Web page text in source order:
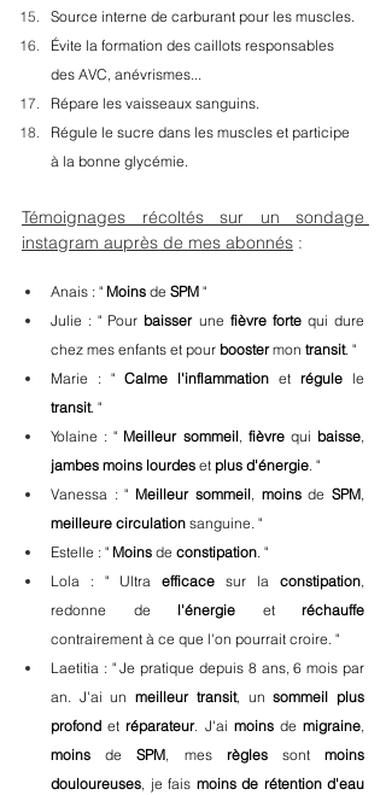
Source interne de carburant pour les muscles.
Évite la formation des caillots responsables
des AVC, anévrismes...
Répare les vaisseaux sanguins.
Régule le sucre dans les muscles et participe
à la bonne glycémie.
Témoignages récoltés sur un sondage
instagram auprès de mes abonnés :
Anais : " Moins de SPM "
Julie : " Pour baisser une fièvre forte qui dure
chez mes enfants et pour booster mon transit. "
Marie : " Calme l'inflammation et régule
transit. "
Yolaine : " Meilleur sommeil, fièvre qui baisse
jambes moins lourdes et plus d'énergie. "
Vanessa : " Meilleur sommeil, moins de SPM
meilleure circulation sanguine. "
Estelle : " Moins de constipation. "
Lola : " Ultra efficace sur la constipation,
redonne de l'énergie et réchauffe
contrairement à ce que l'on pourrait croire. "
Laetitia : " Je pratique depuis 8 ans, 6 mois par
an. J'ai un meilleur transit, un sommeil plus
profond et réparateur. J'ai moins de migraine
moins de SPM, mes règles sont moins
douloureuses, je fais moins de rétention d'eau